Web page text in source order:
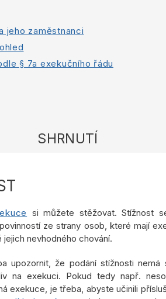
jeho zaměstnanci
§ 7a exekučního řádu
SHRNUTÍ
si můžete stěžovat. Stížnost
ze strany osob, které mají
nevhodného chování.
upozornit, že podání stížnosti nemá
na exekuci. Pokud tedy např.
exekuce, je třeba, abyste učinili